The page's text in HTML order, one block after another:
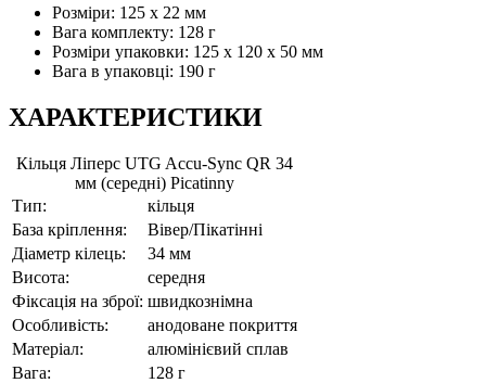
Розміри: 125 х 22 мм
Вага комплекту: 128 г
Розміри упаковки: 125 x 120 x 50 мм
Вага в упаковці: 190 г
ХАРАКТЕРИСТИКИ
Кільця Ліперс UTG Accu-Sync QR 34
мм (середні) Picatinny
Тип:
кільця
База кріплення:
Вівер/Пікатінні
Діаметр кілець:
34 мм
Висота:
середня
Фіксація на зброї: швидкознімна
Особливість:
анодоване покриття
Матеріал:
алюмінієвий сплав
Вага:
128 г